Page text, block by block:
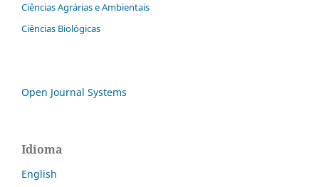
Ciências Agrárias e Ambientais
Ciências Biológicas
Open Journal Systems
Idioma
English